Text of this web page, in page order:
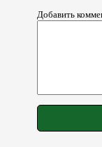
Добавить